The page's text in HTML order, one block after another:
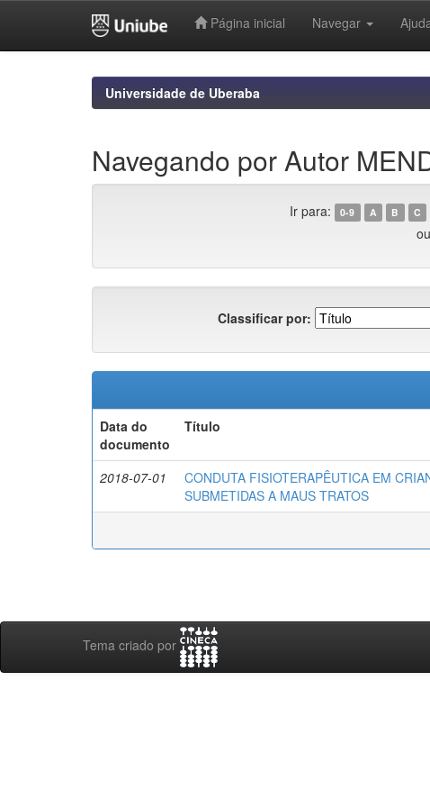
Página inicial Navegar
Universidade de Uberaba
Navegando por Autor
Ir para: 0-9 A B C
Classificar por:
Data do
documento
Título
2018-07-01
CONDUTA FISIOTERAPÊUTICA EM
SUBMETIDAS A MAUS TRATOS
Tema criado por